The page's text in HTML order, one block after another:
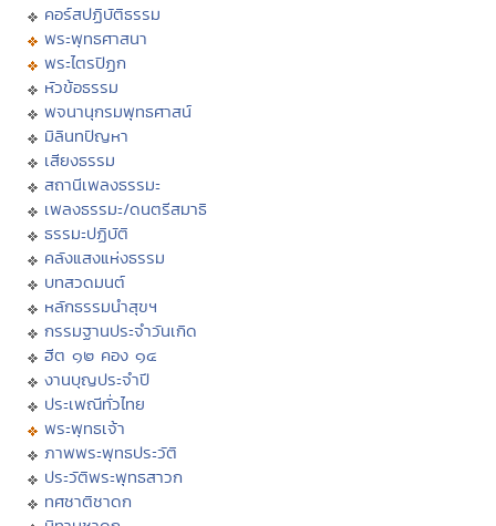
คอร์สปฏิบัติธรรม
พระพุทธศาสนา
พระไตรปิฏก
หัวข้อธรรม
พจนานุกรมพุทธศาสน์
มิลินทปัญหา
เสียงธรรม
สถานีเพลงธรรมะ
เพลงธรรมะ/ดนตรีสมาธิ
ธรรมะปฏิบัติ
คลังแสงแห่งธรรม
บทสวดมนต์
หลักธรรมนำสุขฯ
กรรมฐานประจำวันเกิด
ฮีต ๑๒ คอง ๑๔
งานบุญประจำปี
ประเพณีทั่วไทย
พระพุทธเจ้า
ภาพพระพุทธประวัติ
ประวัติพระพุทธสาวก
ทศชาติชาดก